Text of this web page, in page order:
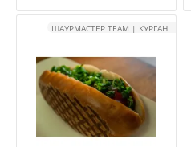
ШАУРМАСТЕР TEAM | КУРГАН